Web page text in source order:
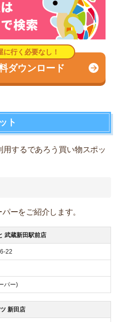
ダウンロード
ト
するであろう買い物スポッ
ーをご紹介します。
武蔵新田駅前店
22
パー)
新田店